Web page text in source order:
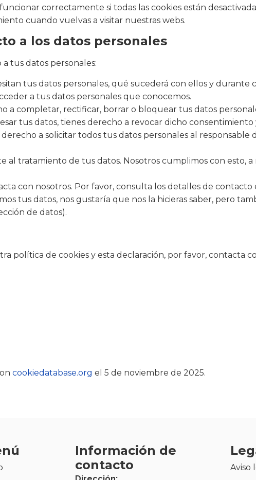
correctamente si todas las cookies están
cuando vuelvas a visitar nuestras webs.
a los datos personales
tus datos personales:
tus datos personales, qué sucederá con ellos y durante
a tus datos personales que conocemos.
a completar, rectificar, borrar o bloquear tus datos
tus datos, tienes derecho a revocar dicho
a solicitar todos tus datos personales al
al tratamiento de tus datos. Nosotros cumplimos con esto,
con nosotros. Por favor, consulta los detalles de
tus datos, nos gustaría que nos la hicieras saber, pero
de datos).
política de cookies y esta declaración, por favor, contacta
cookiedatabase.org el 5 de noviembre de 2025.
Información de
contacto
Aviso